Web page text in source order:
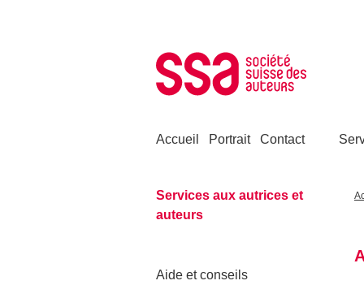
Accueil Portrait Contact
Services aux autrices et
auteurs
Aide et conseils